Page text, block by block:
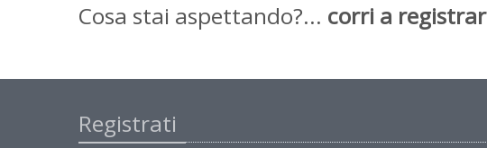
Cosa stai aspettando?... corri a
Registrati